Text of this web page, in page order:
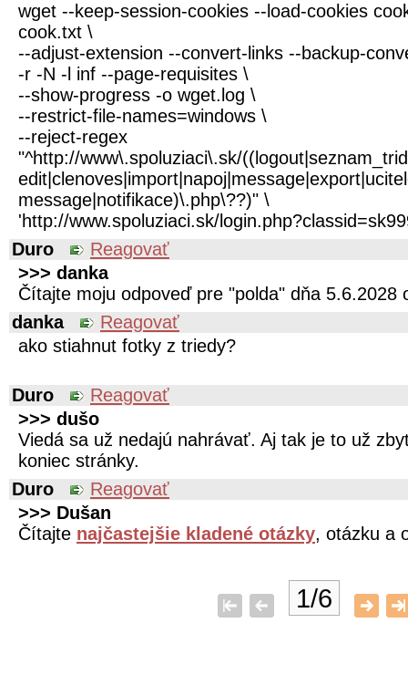
wget --keep-session-cookies --load-cookies
cook.txt \
--adjust-extension --convert-links --backup-
-r -N -l inf --page-requisites \
--show-progress -o wget.log \
--restrict-file-names=windows \
--reject-regex
"^http://www\.spoluziaci\.sk/
message|notifikace)\.php\??)" \
'http://www.spoluziaci.sk/
Duro
Reagovať
>>> danka
Čítajte moju odpoveď pre "polda" dňa 5.6.2028
danka
Reagovať
ako stiahnut fotky z triedy?
Duro
Reagovať
>>> dušo
Viedá sa už nedajú nahrávať. Aj tak je to už
koniec stránky.
Duro
Reagovať
>>> Dušan
Čítajte najčastejšie kladené otázky, otázku a
1/6